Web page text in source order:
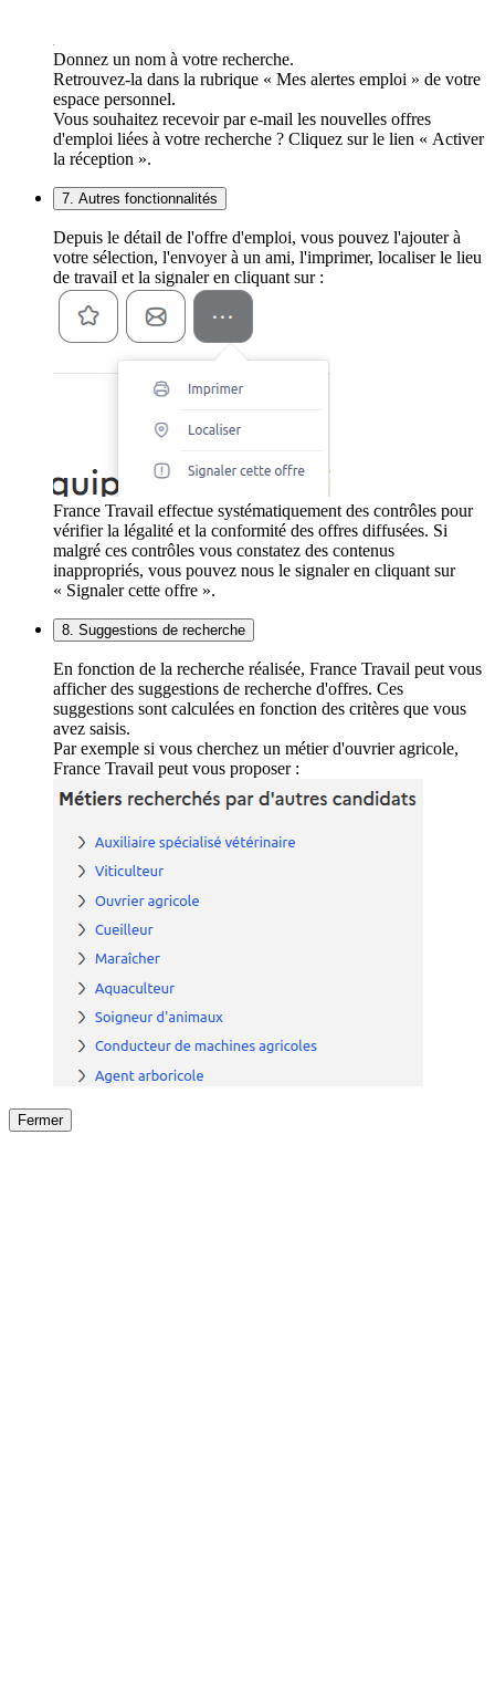
Donnez un nom à votre recherche.
Retrouvez-la dans la rubrique « Mes alertes emploi » de votre
espace personnel.
Vous souhaitez recevoir par e-mail les nouvelles offres
d'emploi liées à votre recherche ? Cliquez sur le lien « Activer
la réception ».
7. Autres fonctionnalités
Depuis le détail de l'offre d'emploi, vous pouvez l'ajouter à
votre sélection, l'envoyer à un ami, l'imprimer, localiser le lieu
de travail et la signaler en cliquant sur :
France Travail effectue systématiquement des contrôles pour
vérifier la légalité et la conformité des offres diffusées. Si
malgré ces contrôles vous constatez des contenus
inappropriés, vous pouvez nous le signaler en cliquant sur
« Signaler cette offre ».
8. Suggestions de recherche
En fonction de la recherche réalisée, France Travail peut vous
afficher des suggestions de recherche d'offres. Ces
suggestions sont calculées en fonction des critères que vous
avez saisis.
Par exemple si vous cherchez un métier d'ouvrier agricole,
France Travail peut vous proposer :
Fermer